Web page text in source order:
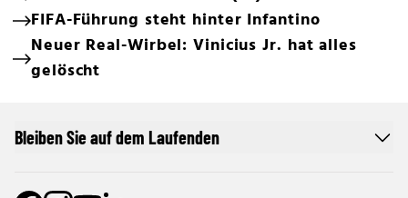
FIFA-Führung steht hinter Infantino
Neuer Real-Wirbel: Vinicius Jr. hat alles
gelöscht
Bleiben Sie auf dem Laufenden